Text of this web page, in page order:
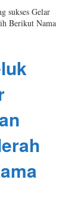
sukses Gelar
Berikut Nama